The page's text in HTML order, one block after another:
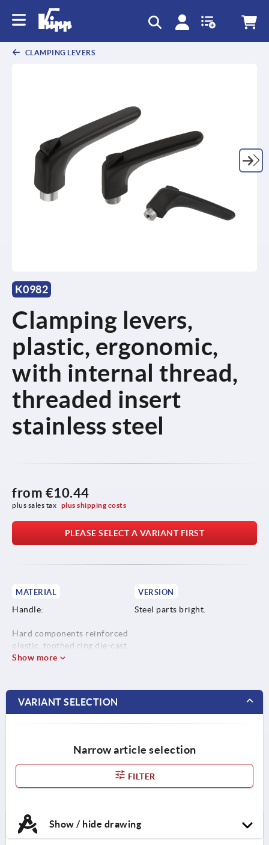
CLAMPING LEVERS
K0982
Clamping levers,
plastic, ergonomic,
with internal thread,
threaded insert
stainless steel
from €10.44
plus sales tax plus shipping costs
PLEASE SELECT A VARIANT FIRST
MATERIAL
Handle:
Hard components reinforced
plastic, toothed ring die-cast
zinc.
VERSION
Steel parts bright.
Show more
VARIANT SELECTION
Narrow article selection
FILTER
Show / hide drawing